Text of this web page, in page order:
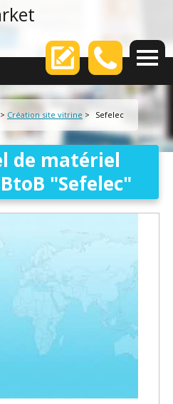
> Création site vitrine > Sefelec
de matériel
"Sefelec"